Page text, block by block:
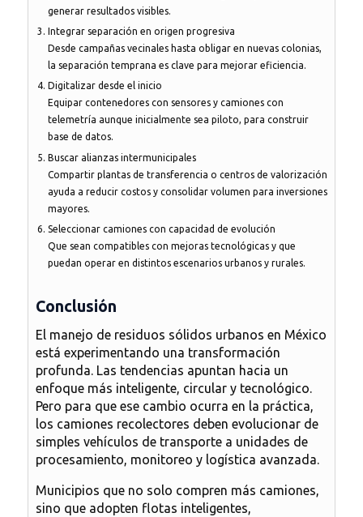
generar resultados visibles.
Integrar separación en origen progresiva
Desde campañas vecinales hasta obligar en nuevas colonias,
la separación temprana es clave para mejorar eficiencia.
Digitalizar desde el inicio
Equipar contenedores con sensores y camiones con
telemetría aunque inicialmente sea piloto, para construir
base de datos.
Buscar alianzas intermunicipales
Compartir plantas de transferencia o centros de valorización
ayuda a reducir costos y consolidar volumen para inversiones
mayores.
Seleccionar camiones con capacidad de evolución
Que sean compatibles con mejoras tecnológicas y que
puedan operar en distintos escenarios urbanos y rurales.
Conclusión
El manejo de residuos sólidos urbanos en México
está experimentando una transformación
profunda. Las tendencias apuntan hacia un
enfoque más inteligente, circular y tecnológico.
Pero para que ese cambio ocurra en la práctica,
los camiones recolectores deben evolucionar de
simples vehículos de transporte a unidades de
procesamiento, monitoreo y logística avanzada.
Municipios que no solo compren más camiones,
sino que adopten flotas inteligentes,